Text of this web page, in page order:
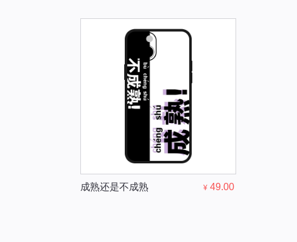
成熟还是不成熟 ¥ 49.00